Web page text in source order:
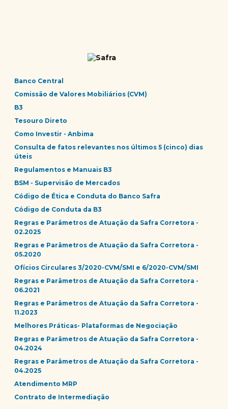
Banco Central
Comissão de Valores Mobiliários (CVM)
B3
Tesouro Direto
Como Investir - Anbima
Consulta de fatos relevantes nos últimos 5 (cinco) dias
úteis
Regulamentos e Manuais B3
BSM - Supervisão de Mercados
Código de Ética e Conduta do Banco Safra
Código de Conduta da B3
Regras e Parâmetros de Atuação da Safra Corretora -
02.2025
Regras e Parâmetros de Atuação da Safra Corretora -
05.2020
Ofícios Circulares 3/2020-CVM/SMI e 6/2020-CVM/SMI
Regras e Parâmetros de Atuação da Safra Corretora -
06.2021
Regras e Parâmetros de Atuação da Safra Corretora -
11.2023
Melhores Práticas- Plataformas de Negociação
Regras e Parâmetros de Atuação da Safra Corretora -
04.2024
Regras e Parâmetros de Atuação da Safra Corretora -
04.2025
Atendimento MRP
Contrato de Intermediação